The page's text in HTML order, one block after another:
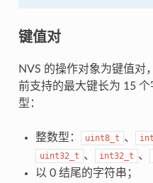
键值对
NVS 的操作对象为键值对
前支持的最大键长为 15
型：
整数型： uint8_t 、
uint32_t 、 int32_t 、
以 0 结尾的字符串；